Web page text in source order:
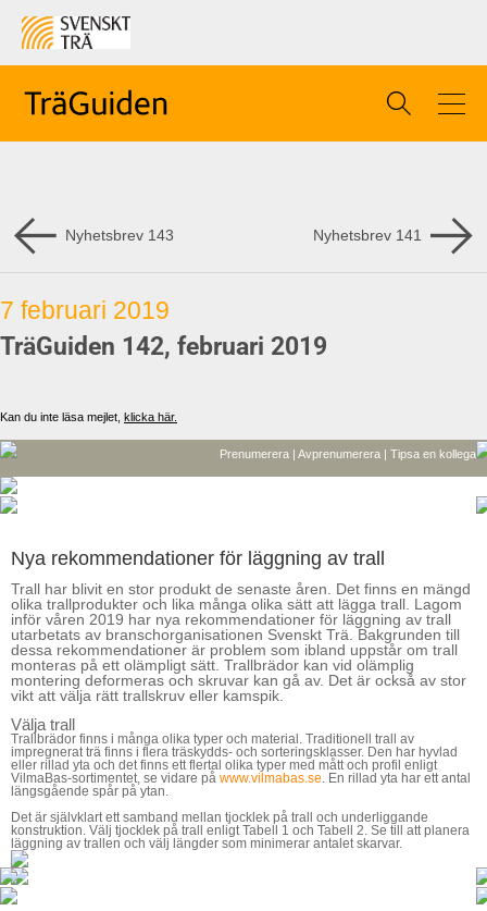
Nyhetsbrev 143 Nyhetsbrev 141
7 februari 2019
TräGuiden 142, februari 2019
Kan du inte läsa mejlet, klicka här.
Prenumerera | Avprenumerera | Tipsa en kollega
Nya rekommendationer för läggning av trall
Trall har blivit en stor produkt de senaste åren. Det finns en mängd
olika trallprodukter och lika många olika sätt att lägga trall. Lagom
inför våren 2019 har nya rekommendationer för läggning av trall
utarbetats av branschorganisationen Svenskt Trä. Bakgrunden till
dessa rekommendationer är problem som ibland uppstår om trall
monteras på ett olämpligt sätt. Trallbrädor kan vid olämplig
montering deformeras och skruvar kan gå av. Det är också av stor
vikt att välja rätt trallskruv eller kamspik.
Välja trall
Trallbrädor finns i många olika typer och material. Traditionell trall av
impregnerat trä finns i flera träskydds- och sorteringsklasser. Den har hyvlad
eller rillad yta och det finns ett flertal olika typer med mått och profil enligt
VilmaBas-sortimentet, se vidare på www.vilmabas.se. En rillad yta har ett antal
längsgående spår på ytan.
Det är självklart ett samband mellan tjocklek på trall och underliggande
konstruktion. Välj tjocklek på trall enligtTabell 1 och Tabell 2. Se till att planera
läggning av trallen och välj längder som minimerar antalet skarvar.